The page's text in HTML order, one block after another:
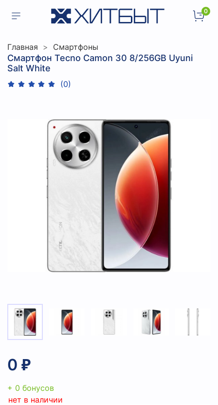
0
Главная Смартфоны
Смартфон Tecno Camon 30 8/256GB Uyuni
Salt White
(0)
0 ₽
+ 0 бонусов
нет в наличии